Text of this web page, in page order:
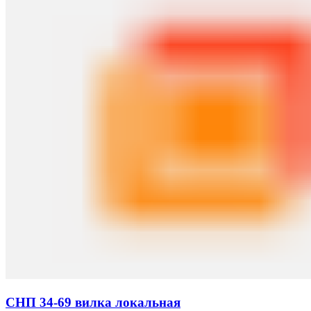
СНП 34-69 вилка локальная